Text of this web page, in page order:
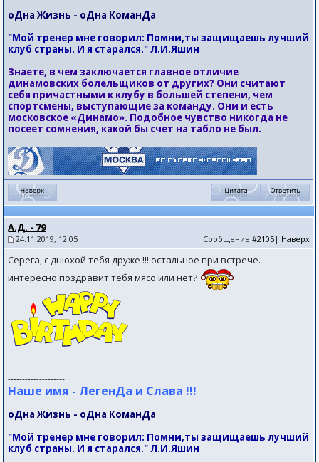
оДна Жизнь - оДна КоманДа
"Мой тренер мне говорил: Помни,ты защищаешь лучший
клуб страны. И я старался." Л.И.Яшин
Знаете, в чем заключается главное отличие
динамовских болельщиков от других? Они считают
себя причастными к клубу в большей степени, чем
спортсмены, выступающие за команду. Они и есть
московское «Динамо». Подобное чувство никогда не
посеет сомнения, какой бы счет на табло не был.
А.Д. - 79
24.11.2019, 12:05 Сообщение#2105 | Наверх
Серега, с днюхой тебя друже !!! остальное при встрече.
интересно поздравит тебя мясо или нет?
--------------------
Наше имя - ЛегенДа и Слава !!!
оДна Жизнь - оДна КоманДа
"Мой тренер мне говорил: Помни,ты защищаешь лучший
клуб страны. И я старался." Л.И.Яшин